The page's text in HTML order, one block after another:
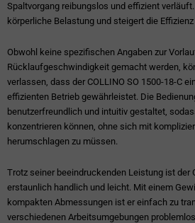
Spaltvorgang reibungslos und effizient
körperliche Belastung und steigert die
Obwohl keine spezifischen Angaben zur
Rücklaufgeschwindigkeit gemacht werden,
verlassen, dass der COLLINO SO 1500-18-C
effizienten Betrieb gewährleistet. Die
benutzerfreundlich und intuitiv gestaltet,
konzentrieren können, ohne sich mit
herumschlagen zu müssen.
Trotz seiner beeindruckenden Leistung ist der
erstaunlich handlich und leicht. Mit einem
kompakten Abmessungen ist er einfach zu
verschiedenen Arbeitsumgebungen